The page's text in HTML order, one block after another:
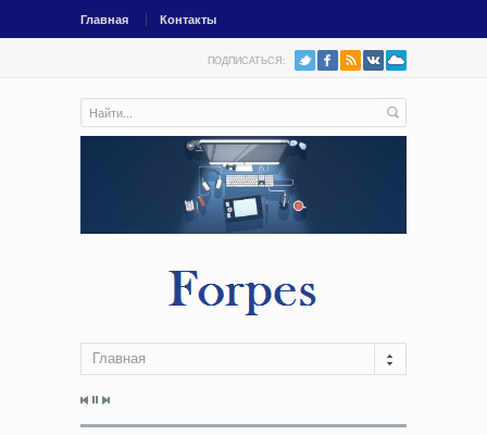
Главная Контакты
ПОДПИСАТЬСЯ:
Главная